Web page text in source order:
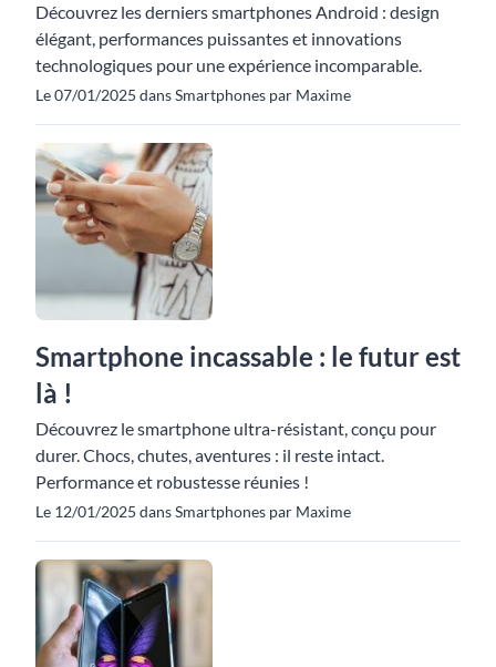
Découvrez les derniers smartphones Android : design
élégant, performances puissantes et innovations
technologiques pour une expérience incomparable.
Le 07/01/2025 dans Smartphones par Maxime
Smartphone incassable : le futur est
là !
Découvrez le smartphone ultra-résistant, conçu pour
durer. Chocs, chutes, aventures : il reste intact.
Performance et robustesse réunies !
Le 12/01/2025 dans Smartphones par Maxime